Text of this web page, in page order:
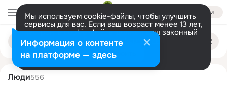
Войти
Мы используем cookie-файлы, чтобы улучшить
сервисы для вас. Если ваш возраст менее 13 лет,
настроить cookie-файлы должен ваш законный
представитель. Больше информации
Разрешить все Настроить
Поиск
людям
irina barabanova
Люди556
Информация о контенте
на платформе — здесь